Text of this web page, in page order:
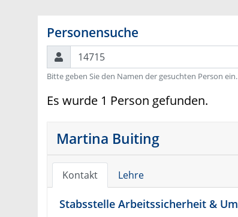
Personensuche
Suchen
Bitte geben Sie den Namen der gesuchten Person ein.
Es wurde 1 Person gefunden.
Martina Buiting
Kontakt Lehre
Stabsstelle Arbeitssicherheit &